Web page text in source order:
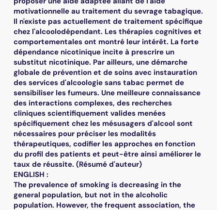
motivationnelle au traitement du sevrage tabagique.
Il n'existe pas actuellement de traitement spécifique
chez l'alcoolodépendant. Les thérapies cognitives et
comportementales ont montré leur intérêt. La forte
dépendance nicotinique incite à prescrire un
substitut nicotinique. Par ailleurs, une démarche
globale de prévention et de soins avec instauration
des services d'alcoologie sans tabac permet de
sensibiliser les fumeurs. Une meilleure connaissance
des interactions complexes, des recherches
cliniques scientifiquement valides menées
spécifiquement chez les mésusagers d'alcool sont
nécessaires pour préciser les modalités
thérapeutiques, codifier les approches en fonction
du profil des patients et peut-être ainsi améliorer le
taux de réussite. (Résumé d'auteur)
ENGLISH :
The prevalence of smoking is decreasing in the
general population, but not in the alcoholic
population. However, the frequent association, the